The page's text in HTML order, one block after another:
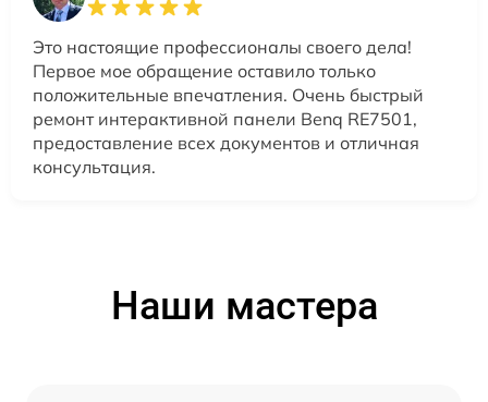
Это настоящие профессионалы своего дела!
Первое мое обращение оставило только
положительные впечатления. Очень быстрый
ремонт интерактивной панели Benq RE7501,
предоставление всех документов и отличная
консультация.
Наши мастера